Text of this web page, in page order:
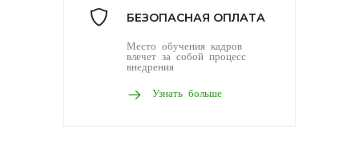
БЕЗОПАСНАЯ ОПЛАТА
Место обучения кадров
влечет за собой процесс
внедрения
Узнать больше